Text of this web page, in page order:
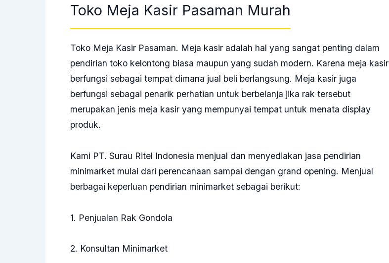
Toko Meja Kasir Pasaman Murah
Toko Meja Kasir Pasaman. Meja kasir adalah hal yang sangat penting dalam
pendirian toko kelontong biasa maupun yang sudah modern. Karena meja kasir
berfungsi sebagai tempat dimana jual beli berlangsung. Meja kasir juga
berfungsi sebagai penarik perhatian untuk berbelanja jika rak tersebut
merupakan jenis meja kasir yang mempunyai tempat untuk menata display
produk.
Kami PT. Surau Ritel Indonesia menjual dan menyediakan jasa pendirian
minimarket mulai dari perencanaan sampai dengan grand opening. Menjual
berbagai keperluan pendirian minimarket sebagai berikut:
1. Penjualan Rak Gondola
2. Konsultan Minimarket